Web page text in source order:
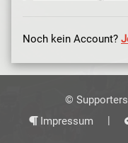
Noch kein Account?
©
Impressum
|